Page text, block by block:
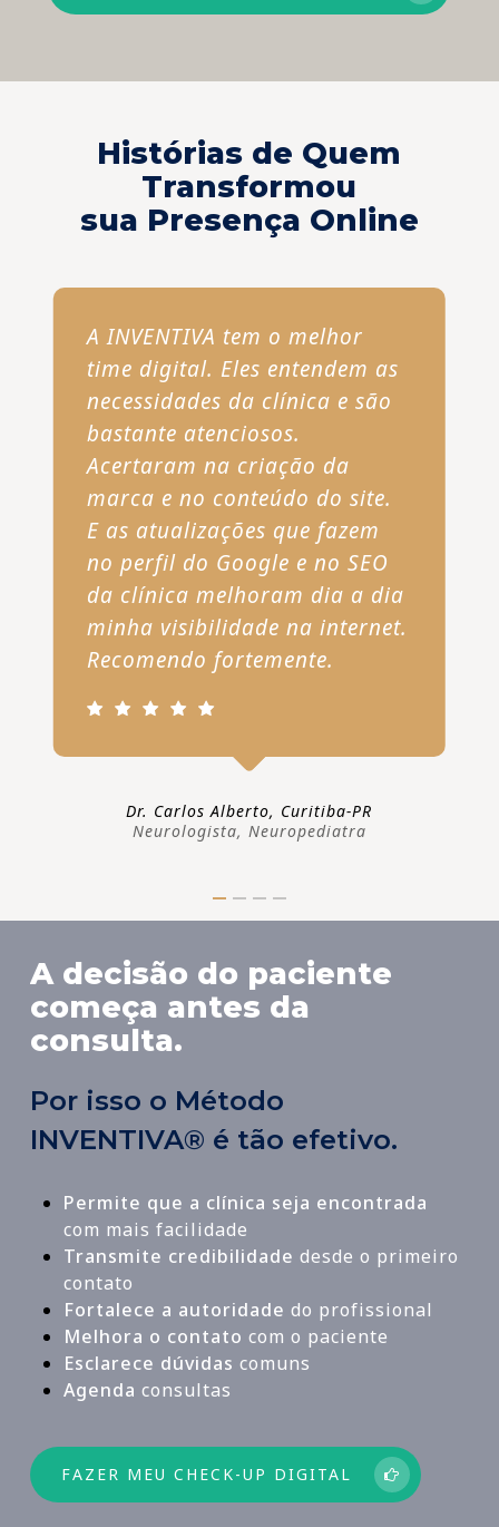
Histórias de Quem
Transformou
sua Presença Online
A INVENTIVA tem o melhor
time digital. Eles entendem as
necessidades da clínica e são
bastante atenciosos.
Acertaram na criação da
marca e no conteúdo do site.
E as atualizações que fazem
no perfil do Google e no SEO
da clínica melhoram dia a dia
minha visibilidade na internet.
Recomendo fortemente.
Dr. Carlos Alberto, Curitiba-PR
Neurologista, Neuropediatra
A decisão do paciente
começa antes da
consulta.
Por isso o Método
INVENTIVA® é tão efetivo.
Permite que a clínica seja encontrada
com mais facilidade
Transmite credibilidade desde o primeiro
contato
Fortalece a autoridade do profissional
Melhora o contato com o paciente
Esclarece dúvidas comuns
Agenda consultas
FAZER MEU CHECK-UP DIGITAL